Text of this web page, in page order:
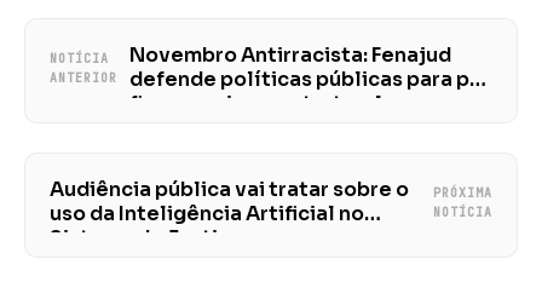
NOTÍCIA
ANTERIOR
Novembro Antirracista: Fenajud
defende políticas públicas para pôr
fim ao racismo estrutural
Audiência pública vai tratar sobre o
uso da Inteligência Artificial no
Sistema de Justiça
PRÓXIMA
NOTÍCIA